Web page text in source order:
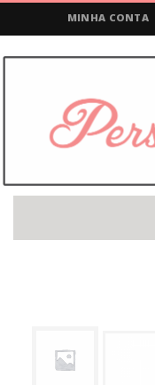
MINHA CONTA